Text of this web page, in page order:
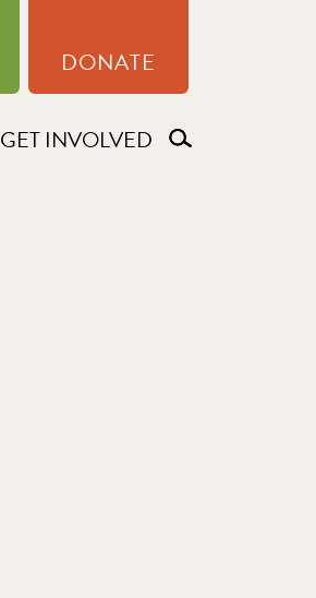
DONATE
GET INVOLVED